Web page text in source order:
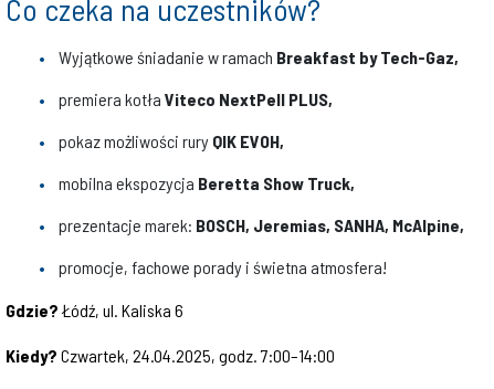
Co czeka na uczestników?
Wyjątkowe śniadanie w ramach Breakfast by Tech-Gaz,
premiera kotła Viteco NextPell PLUS,
pokaz możliwości rury QIK EVOH,
mobilna ekspozycja Beretta Show Truck,
prezentacje marek: BOSCH, Jeremias, SANHA, McAlpine,
promocje, fachowe porady i świetna atmosfera!
Gdzie?Łódź, ul. Kaliska 6
Kiedy? Czwartek, 24.04.2025, godz. 7:00–14:00